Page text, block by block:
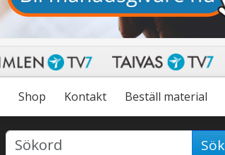
Shop Kontakt Beställ material
Sök